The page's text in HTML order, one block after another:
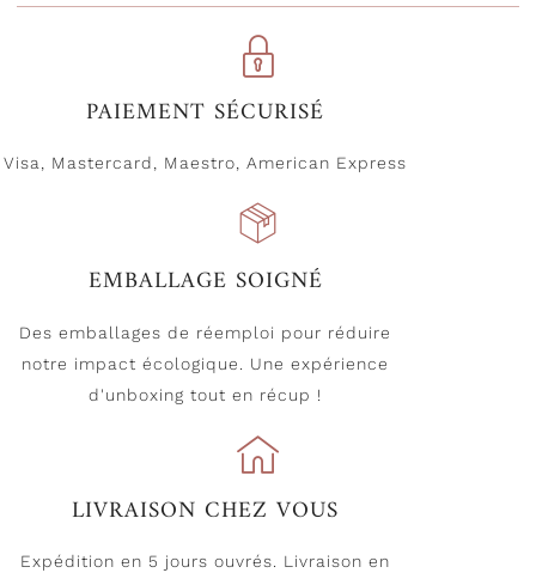
PAIEMENT SÉCURISÉ
Visa, Mastercard, Maestro, American Express
EMBALLAGE SOIGNÉ
Des emballages de réemploi pour réduire
notre impact écologique. Une expérience
d'unboxing tout en récup !
LIVRAISON CHEZ VOUS
Expédition en 5 jours ouvrés. Livraison en